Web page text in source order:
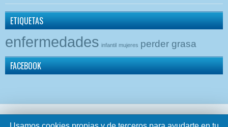
ETIQUETAS
enfermedades infantil mujeres perder grasa
FACEBOOK